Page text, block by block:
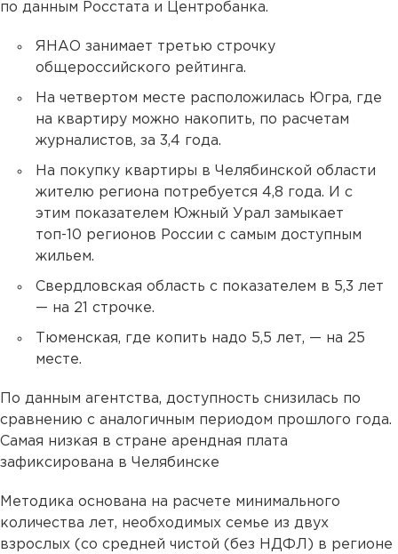
по данным Росстата и Центробанка.
ЯНАО занимает третью строчку
общероссийского рейтинга.
На четвертом месте расположилась Югра, где
на квартиру можно накопить, по расчетам
журналистов, за 3,4 года.
На покупку квартиры в Челябинской области
жителю региона потребуется 4,8 года. И с
этим показателем Южный Урал замыкает
топ-10 регионов России с самым доступным
жильем.
Свердловская область с показателем в 5,3 лет
— на 21 строчке.
Тюменская, где копить надо 5,5 лет, — на 25
месте.
По данным агентства, доступность снизилась по
сравнению с аналогичным периодом прошлого года.
Самая низкая в стране арендная плата
зафиксирована в Челябинске
Методика основана на расчете минимального
количества лет, необходимых семье из двух
взрослых (со средней чистой (без НДФЛ) в регионе